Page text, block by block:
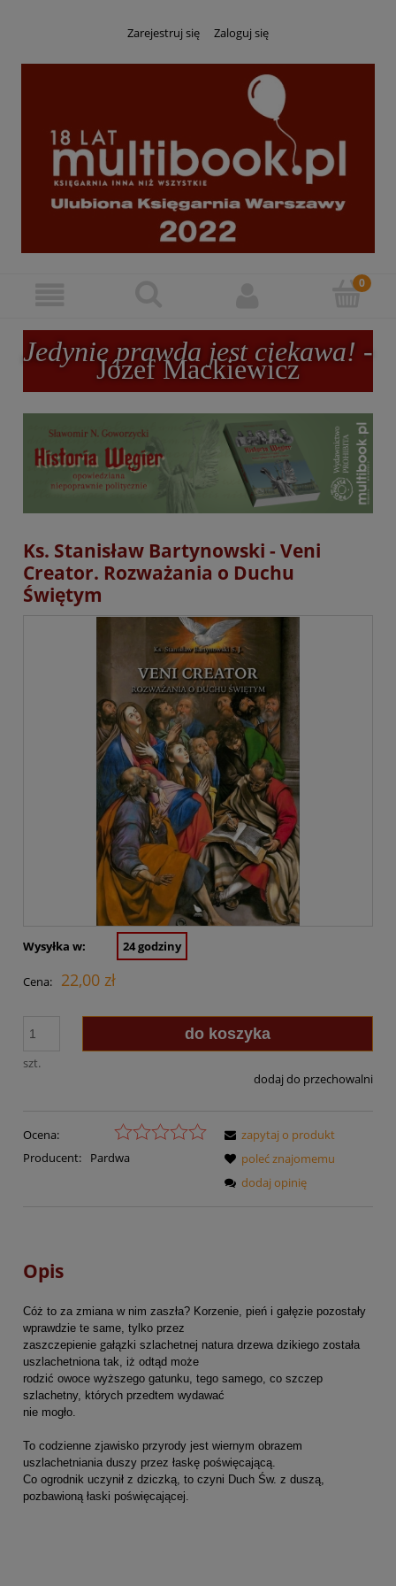
Zarejestruj się Zaloguj się
Jedynie prawda jest ciekawa! -
Józef Mackiewicz
Ks. Stanisław Bartynowski - Veni
Creator. Rozważania o Duchu
Świętym
Wysyłka w: 24 godziny
Cena: 22,00 zł
szt.
do koszyka
dodaj do przechowalni
Ocena:
Producent:
Pardwa
zapytaj o produkt
poleć znajomemu
dodaj opinię
Opis
Cóż to za zmiana w nim zaszła? Korzenie, pień i gałęzie pozostały
wprawdzie te same, tylko przez
zaszczepienie gałązki szlachetnej natura drzewa dzikiego została
uszlachetniona tak, iż odtąd może
rodzić owoce wyższego gatunku, tego samego, co szczep
szlachetny, których przedtem wydawać
nie mogło.
To codzienne zjawisko przyrody jest wiernym obrazem
uszlachetniania duszy przez łaskę poświęcającą.
Co ogrodnik uczynił z dziczką, to czyni Duch Św. z duszą,
pozbawioną łaski poświęcającej.